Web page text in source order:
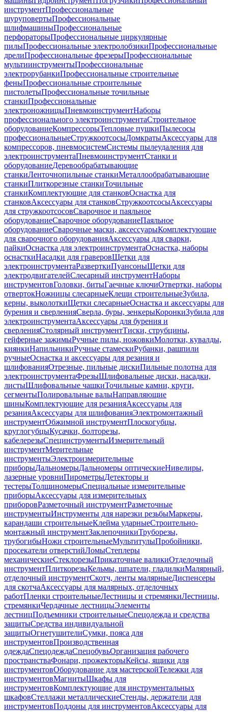
инструментПрофессиональные
шуруповертыПрофессиональные
шлифмашиныПрофессиональные
перфораторыПрофессиональные циркулярные
пилыПрофессиональные электролобзикиПрофессиональные
дрелиПрофессиональные фрезерыПрофессиональные
мультиинструментыПрофессиональные
электрорубанкиПрофессиональные строительные
феныПрофессиональные строительные
пистолетыПрофессиональные точильные
станкиПрофессиональные
электроножницыПневмоинструментНаборы
профессионального электроинструментаСтроительное
оборудованиеКомпрессорыТепловые пушкиПылесосы
профессиональныеСтружкоотсосыДомкратыАксессуары для
компрессоров, пневмосистемСистемы пылеудаления для
электроинструментаПневмоинструментСтанки и
оборудованиеДеревообрабатывающие
станкиЛенточнопильные станкиМеталлообрабатывающие
станкиПлиткорезные станкиТочильные
станкиКомплектующие для станковОснастка для
станковАксессуары для станковСтружкоотсосыАксессуары
для стружкоотсосовСварочное и паяльное
оборудованиеСварочное оборудованиеПаяльное
оборудованиеСварочные маски, аксессуарыКомплектующие
для сварочного оборудованияАксессуары для сварки,
пайкиОснастка для электроинструментаОснастка, наборы
оснасткиНасадки для граверовЩетки для
электроинструментаРазверткиПуансоныЩетки для
электродвигателейСлесарный инструментНаборы
инструментовГоловки, битыГаечные ключиОтвертки, наборы
отвертокНожницы слесарныеКлещи строительныеЗубила,
керны, выколоткиЩетки слесарныеОснастка и аксессуары для
бурения и сверленияСверла, буры, зенкерыКоронкиЗубила для
электроинструментаАксессуары для бурения и
сверленияСтолярный инструментТиски, струбцины,
гейферные зажимыРучные пилы, ножовкиМолотки, кувалды,
киянкиНапильникиРучные стамескиРубанки, рашпили
ручныеОснастка и аксессуары для резания и
шлифованияОтрезные, пильные дискиПильные полотна для
электроинструментаФрезыШлифовальные диски, насадки,
листыШлифовальные чашкиТочильные камни, круги,
сегментыПолировальные валыНаправляющие
шиныКомплектующие для резанияАксессуары для
резанияАксессуары для шлифованияЭлектромонтажный
инструментОбжимной инструментПлоскогубцы,
круглогубцыКусачки, болторезы,
кабелерезыСпецинструментыИзмерительный
инструментМерительные
инструментыЭлектроизмерительные
приборыДальномерыДальномеры оптическиеНивелиры,
лазерные уровниПирометрыДетекторы и
тестерыТолщиномерыСпециальные измерительные
приборыАксессуары для измерительных
приборовРазметочный инструментРазметочные
инструментыИнструменты для нарезки резьбыМаркеры,
карандаши строительныеКлейма ударныеСтроительно-
монтажный инструментЗаклепочникиТруборезы,
трубогибыНожи строительныеМультитулыПробойники,
просекатели отверстийЛомыСтеплеры
механическиеСтеклорезыПрикаточные валикиОтделочный
инструментПлиткорезыКельмы, шпатели, гладилкиМалярный,
отделочный инструментСкотч, ленты малярныеДиспенсеры
для скотчаАксессуары для малярных, отделочных
работПленки строительныеЛестницы и стремянкиЛестницы,
стремянкиЧердачные лестницыЭлементы
лестницПодъемники строительныеСпецодежда и средства
защитыСредства индивидуальной
защитыОгнетушителиСумки, пояса для
инструментовПроизводственная
одеждаСпецодеждаСпецобувьОрганизация рабочего
пространстваФонари, прожекторыКейсы, ящики для
инструментовОборудование для мастерскойТележки для
инструментовМагнитыШкафы для
инструментовКомплектующие для инструментальных
шкафовСтеллажи металлическиеСтенды, держатели для
инструментовПоддоны для инструментовАксессуары для